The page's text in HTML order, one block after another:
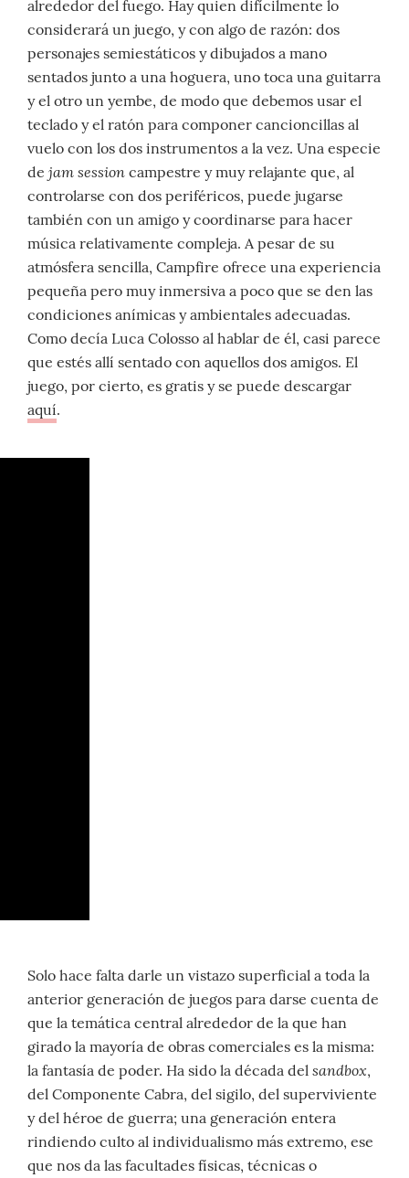
alrededor del fuego. Hay quien difícilmente lo
considerará un juego, y con algo de razón: dos
personajes semiestáticos y dibujados a mano
sentados junto a una hoguera, uno toca una guitarra
y el otro un yembe, de modo que debemos usar el
teclado y el ratón para componer cancioncillas al
vuelo con los dos instrumentos a la vez. Una especie
de jam session campestre y muy relajante que, al
controlarse con dos periféricos, puede jugarse
también con un amigo y coordinarse para hacer
música relativamente compleja. A pesar de su
atmósfera sencilla, Campfire ofrece una experiencia
pequeña pero muy inmersiva a poco que se den las
condiciones anímicas y ambientales adecuadas.
Como decía Luca Colosso al hablar de él, casi parece
que estés allí sentado con aquellos dos amigos. El
juego, por cierto, es gratis y se puede descargar
aquí.
Solo hace falta darle un vistazo superficial a toda la
anterior generación de juegos para darse cuenta de
que la temática central alrededor de la que han
girado la mayoría de obras comerciales es la misma:
la fantasía de poder. Ha sido la década del sandbox,
del Componente Cabra, del sigilo, del superviviente
y del héroe de guerra; una generación entera
rindiendo culto al individualismo más extremo, ese
que nos da las facultades físicas, técnicas o